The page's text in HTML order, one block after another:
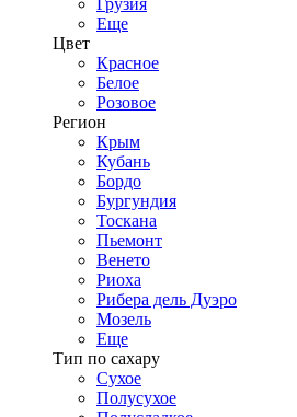
Грузия
Еще
Цвет
Красное
Белое
Розовое
Регион
Крым
Кубань
Бордо
Бургундия
Тоскана
Пьемонт
Венето
Риоха
Рибера дель Дуэро
Мозель
Еще
Тип по сахару
Сухое
Полусухое